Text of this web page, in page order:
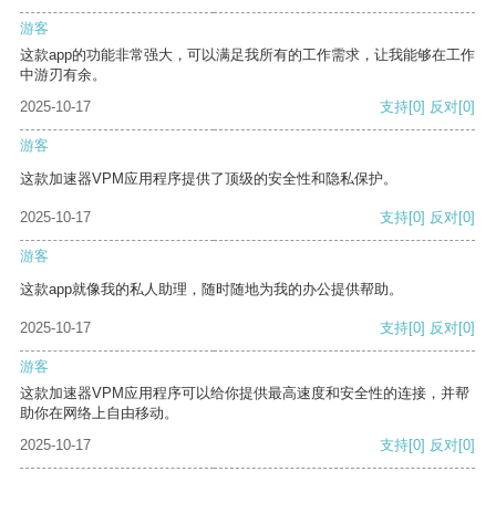
游客
这款app的功能非常强大，可以满足我所有的工作需求，让我能够在工作
中游刃有余。
2025-10-17
支持[0] 反对[0]
游客
这款加速器VPM应用程序提供了顶级的安全性和隐私保护。
2025-10-17 支持[0] 反对[0]
游客
这款app就像我的私人助理，随时随地为我的办公提供帮助。
2025-10-17 支持[0] 反对[0]
游客
这款加速器VPM应用程序可以给你提供最高速度和安全性的连接，并帮
助你在网络上自由移动。
2025-10-17
支持[0] 反对[0]